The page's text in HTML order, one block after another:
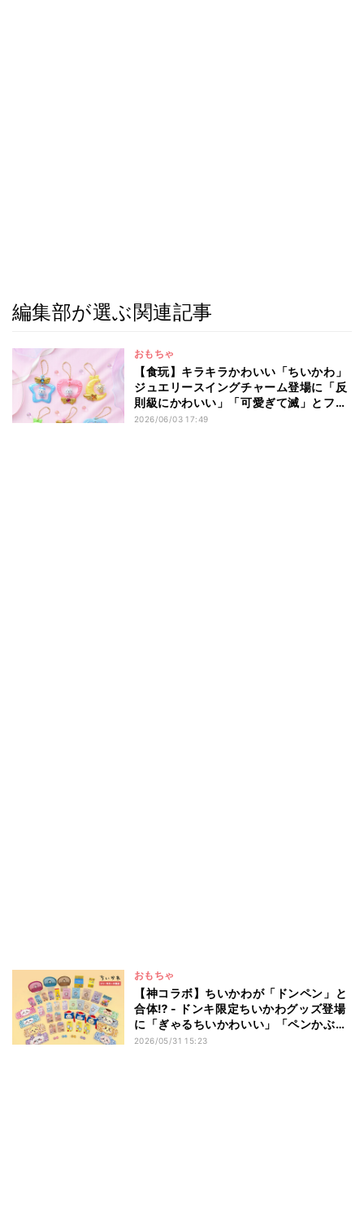
編集部が選ぶ関連記事
おもちゃ
【食玩】キラキラかわいい「ちいかわ」
ジュエリースイングチャーム登場に「反
則級にかわいい」「可愛ぎて滅」とファ
ン悶絶
2026/06/03 17:49
おもちゃ
【神コラボ】ちいかわが「ドンペン」と
合体⁉ - ドンキ限定ちいかわグッズ登場
に「ぎゃるちいかわいい」「ペンかぶっ
てるのかわいい」とネット沸く
2026/05/31 15:23